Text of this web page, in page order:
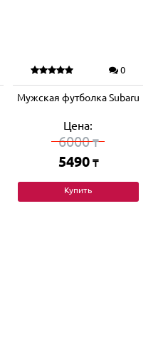
0
Мужская футболка Subaru
Цена:
6000₸
5490 ₸
Купить